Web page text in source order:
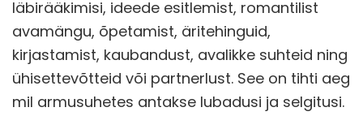
läbirääkimisi, ideede esitlemist, romantilist
avamängu, õpetamist, äritehinguid,
kirjastamist, kaubandust, avalikke suhteid ning
ühisettevõtteid või partnerlust. See on tihti aeg
mil armusuhetes antakse lubadusi ja selgitusi.